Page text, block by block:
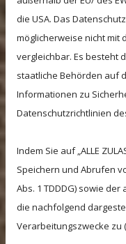
die USA. Das
möglicherweise nicht mit
vergleichbar. Es besteht
staatliche Behörden auf
Informationen zu
Datenschutzrichtlinien
Indem Sie auf „ALLE
Speichern und Abrufen
Abs. 1 TDDDG) sowie
die nachfolgend
Verarbeitungszwecke zu